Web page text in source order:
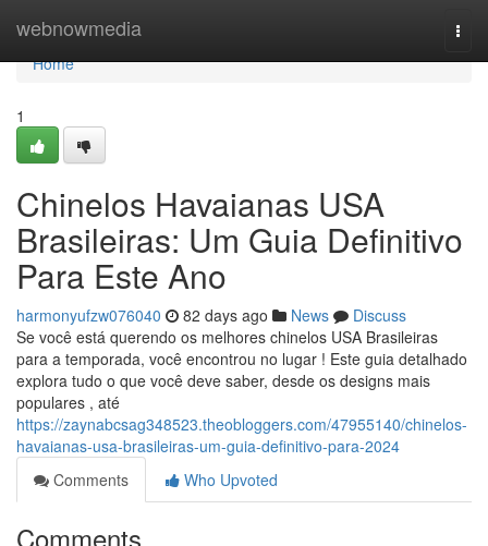
webnowmedia
Home
Home
1
Chinelos Havaianas USA
Brasileiras: Um Guia Definitivo
Para Este Ano
harmonyufzw076040 82 days ago News
Discuss
Se você está querendo os melhores chinelos USA Brasileiras
para a temporada, você encontrou no lugar ! Este guia detalhado
explora tudo o que você deve saber, desde os designs mais
populares , até
https://zaynabcsag348523.theobloggers.com/47955140/chinelos-
havaianas-usa-brasileiras-um-guia-definitivo-para-2024
Comments
Who Upvoted
Comments